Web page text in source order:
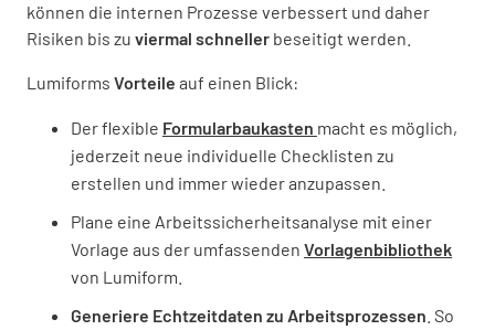
können die internen Prozesse verbessert und daher
Risiken bis zu viermal schneller beseitigt werden.
Lumiforms Vorteile auf einen Blick:
Der flexible Formularbaukasten macht es möglich,
jederzeit neue individuelle Checklisten zu
erstellen und immer wieder anzupassen.
Plane eine Arbeitssicherheitsanalyse mit einer
Vorlage aus der umfassenden Vorlagenbibliothek
von Lumiform.
Generiere Echtzeitdaten zu Arbeitsprozessen . So